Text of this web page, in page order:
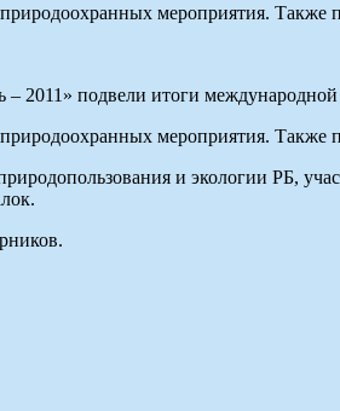
мероприятия. Также
2011» подвели итоги
мероприятия. Также
и экологии РБ,